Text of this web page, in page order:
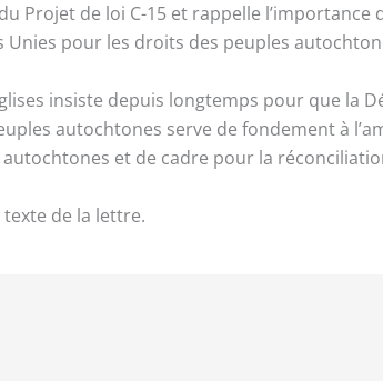
Projet de loi C-15 et rappelle
Unies pour les droits des peuples
insiste depuis longtemps pour que la
autochtones serve de fondement à
et de cadre pour la
texte de la lettre.